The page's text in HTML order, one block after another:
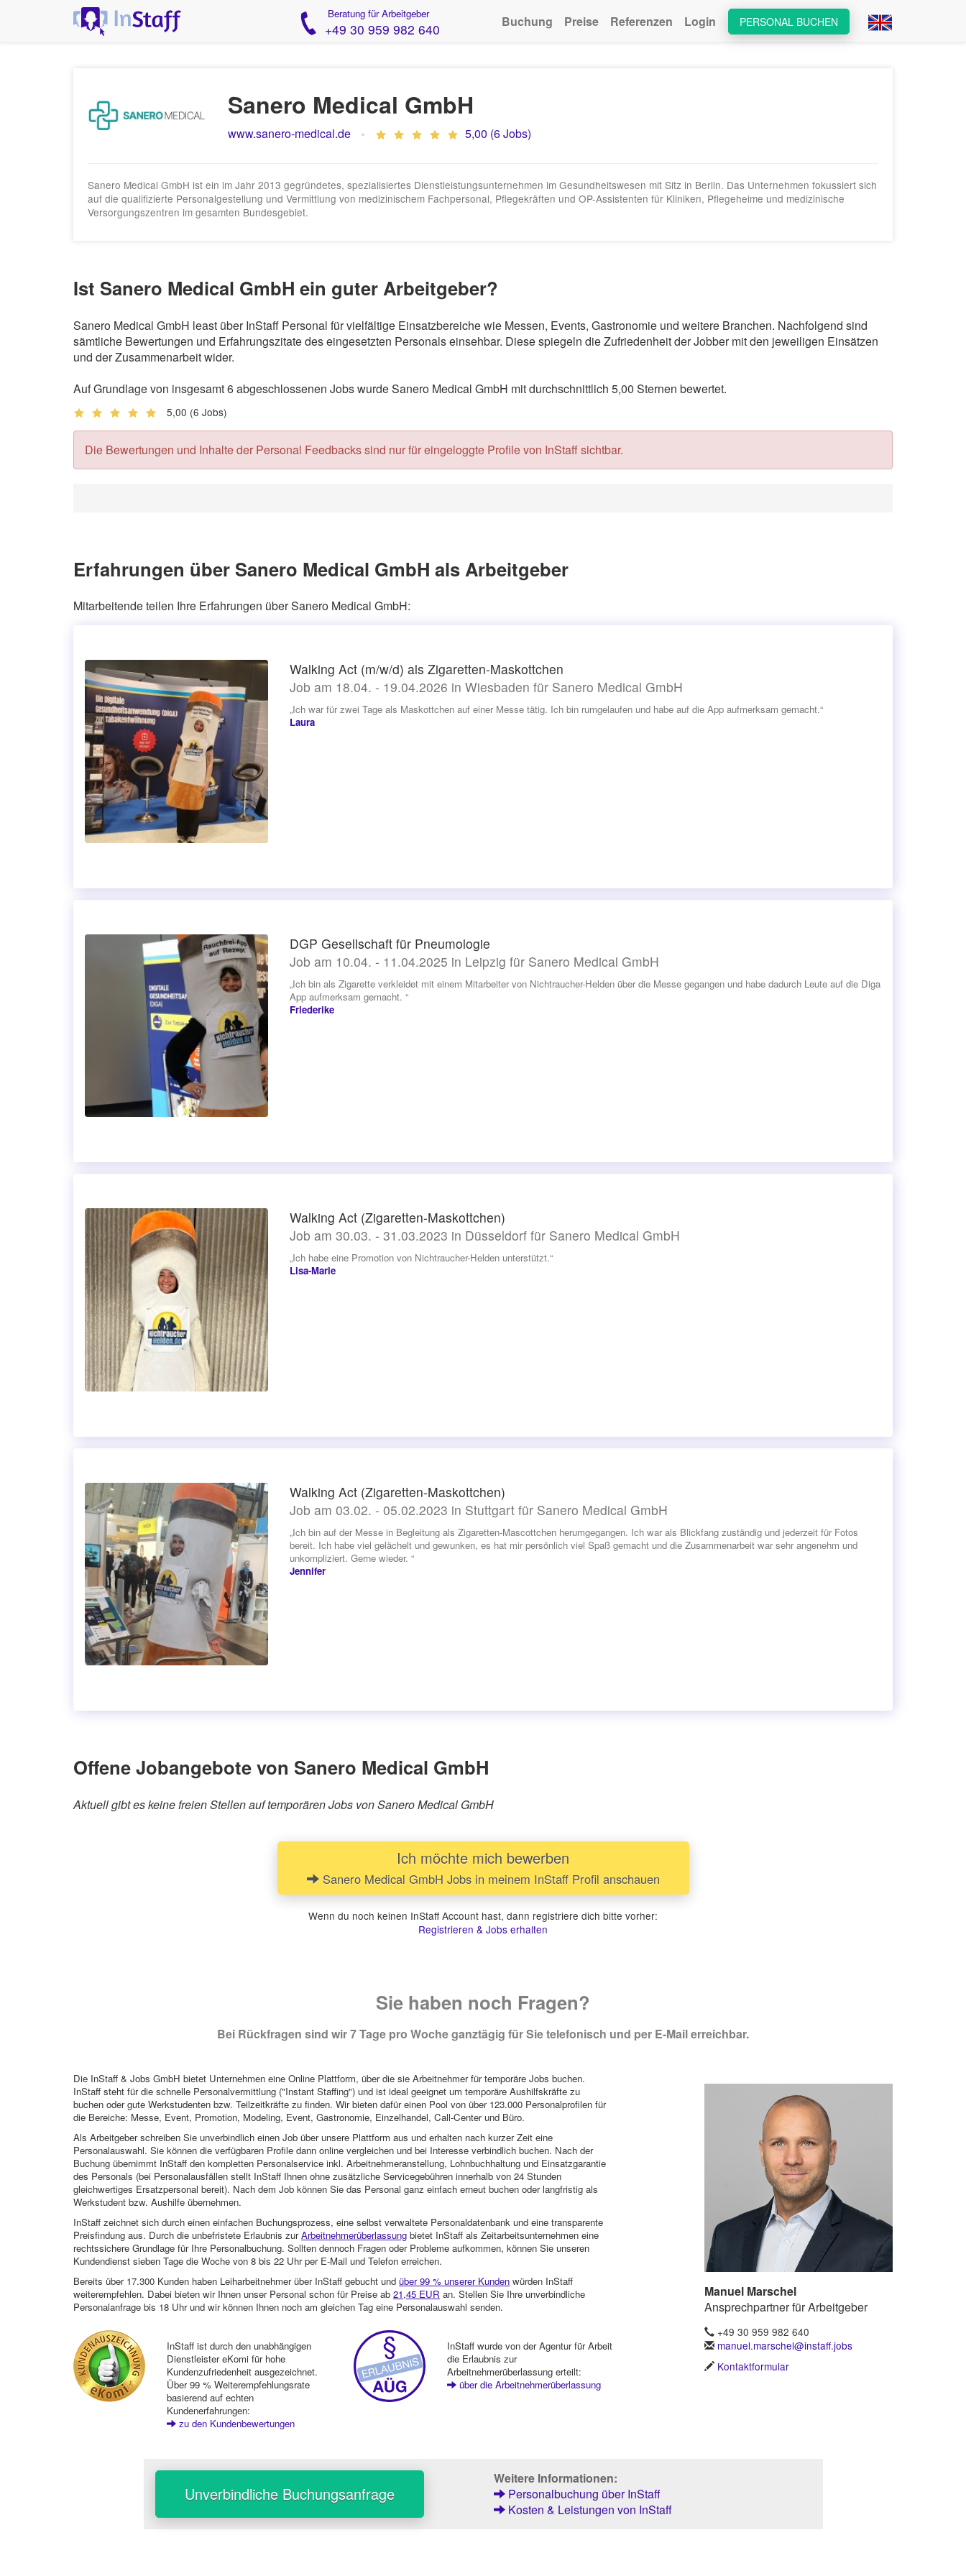
Beratung für Arbeitgeber
+49 30 959 982 640 PERSONAL BUCHEN
Buchung Preise Referenzen Login
Sanero Medical GmbH
www.sanero-medical.de 5,00 (6 Jobs)
Sanero Medical GmbH ist ein im Jahr 2013 gegründetes, spezialisiertes Dienstleistungsunternehmen im Gesundheitswesen mit Sitz in Berlin. Das Unternehmen fokussiert sich
auf die qualifizierte Personalgestellung und Vermittlung von medizinischem Fachpersonal, Pflegekräften und OP-Assistenten für Kliniken, Pflegeheime und medizinische
Versorgungszentren im gesamten Bundesgebiet.
Ist Sanero Medical GmbH ein guter Arbeitgeber?
Sanero Medical GmbH least über InStaff Personal für vielfältige Einsatzbereiche wie Messen, Events, Gastronomie und weitere Branchen. Nachfolgend sind
sämtliche Bewertungen und Erfahrungszitate des eingesetzten Personals einsehbar. Diese spiegeln die Zufriedenheit der Jobber mit den jeweiligen Einsätzen
und der Zusammenarbeit wider.
Auf Grundlage von insgesamt 6 abgeschlossenen Jobs wurde Sanero Medical GmbH mit durchschnittlich 5,00 Sternen bewertet.
5,00 (6 Jobs)
Die Bewertungen und Inhalte der Personal Feedbacks sind nur für eingeloggte Profile von InStaff sichtbar.
Erfahrungen über Sanero Medical GmbH als Arbeitgeber
Mitarbeitende teilen Ihre Erfahrungen über Sanero Medical GmbH:
Walking Act (m/w/d) als Zigaretten-Maskottchen
Job am 18.04. - 19.04.2026 in Wiesbaden für Sanero Medical GmbH
„Ich war für zwei Tage als Maskottchen auf einer Messe tätig. Ich bin rumgelaufen und habe auf die App aufmerksam gemacht.“
Laura
DGP Gesellschaft für Pneumologie
Job am 10.04. - 11.04.2025 in Leipzig für Sanero Medical GmbH
„Ich bin als Zigarette verkleidet mit einem Mitarbeiter von Nichtraucher-Helden über die Messe gegangen und habe dadurch Leute auf die Diga
App aufmerksam gemacht. “
Friederike
Walking Act (Zigaretten-Maskottchen)
Job am 30.03. - 31.03.2023 in Düsseldorf für Sanero Medical GmbH
„Ich habe eine Promotion von Nichtraucher-Helden unterstützt.“
Lisa-Marie
Walking Act (Zigaretten-Maskottchen)
Job am 03.02. - 05.02.2023 in Stuttgart für Sanero Medical GmbH
„Ich bin auf der Messe in Begleitung als Zigaretten-Mascottchen herumgegangen. Ich war als Blickfang zuständig und jederzeit für Fotos
bereit. Ich habe viel gelächelt und gewunken, es hat mir persönlich viel Spaß gemacht und die Zusammenarbeit war sehr angenehm und
unkompliziert. Gerne wieder. “
Jennifer
Offene Jobangebote von Sanero Medical GmbH
Aktuell gibt es keine freien Stellen auf temporären Jobs von Sanero Medical GmbH
Ich möchte mich bewerben
Sanero Medical GmbH Jobs in meinem InStaff Profil anschauen
Wenn du noch keinen InStaff Account hast, dann registriere dich bitte vorher:
Registrieren & Jobs erhalten
Sie haben noch Fragen?
Bei Rückfragen sind wir 7 Tage pro Woche ganztägig für Sie telefonisch und per E-Mail erreichbar.
Die InStaff & Jobs GmbH bietet Unternehmen eine Online Plattform, über die sie Arbeitnehmer für temporäre Jobs buchen.
InStaff steht für die schnelle Personalvermittlung ("Instant Staffing") und ist ideal geeignet um temporäre Aushilfskräfte zu
buchen oder gute Werkstudenten bzw. Teilzeitkräfte zu finden. Wir bieten dafür einen Pool von über 123.000 Personalprofilen für
die Bereiche: Messe, Event, Promotion, Modeling, Event, Gastronomie, Einzelhandel, Call-Center und Büro.
Als Arbeitgeber schreiben Sie unverbindlich einen Job über unsere Plattform aus und erhalten nach kurzer Zeit eine
Personalauswahl. Sie können die verfügbaren Profile dann online vergleichen und bei Interesse verbindlich buchen. Nach der
Buchung übernimmt InStaff den kompletten Personalservice inkl. Arbeitnehmeranstellung, Lohnbuchhaltung und Einsatzgarantie
des Personals (bei Personalausfällen stellt InStaff Ihnen ohne zusätzliche Servicegebühren innerhalb von 24 Stunden
gleichwertiges Ersatzpersonal bereit). Nach dem Job können Sie das Personal ganz einfach erneut buchen oder langfristig als
Werkstudent bzw. Aushilfe übernehmen.
InStaff zeichnet sich durch einen einfachen Buchungsprozess, eine selbst verwaltete Personaldatenbank und eine transparente
Preisfindung aus. Durch die unbefristete Erlaubnis zurArbeitnehmerüberlassung bietet InStaff als Zeitarbeitsunternehmen eine
rechtssichere Grundlage für Ihre Personalbuchung. Sollten dennoch Fragen oder Probleme aufkommen, können Sie unseren
Kundendienst sieben Tage die Woche von 8 bis 22 Uhr per E-Mail und Telefon erreichen.
Bereits über 17.300 Kunden haben Leiharbeitnehmer über InStaff gebucht und über 99 % unserer Kunden würden InStaff
weiterempfehlen. Dabei bieten wir Ihnen unser Personal schon für Preise ab 21,45 EUR an. Stellen Sie Ihre unverbindliche
Personalanfrage bis 18 Uhr und wir können Ihnen noch am gleichen Tag eine Personalauswahl senden.
InStaff ist durch den unabhängigen
Dienstleister eKomi für hohe
Kundenzufriedenheit ausgezeichnet.
Über 99 % Weiterempfehlungsrate
basierend auf echten
Kundenerfahrungen:
zu den Kundenbewertungen
InStaff wurde von der Agentur für Arbeit
die Erlaubnis zur
Arbeitnehmerüberlassung erteilt:
über die Arbeitnehmerüberlassung
Manuel Marschel
Ansprechpartner für Arbeitgeber
+49 30 959 982 640
manuel.marschel@instaff.jobs
Kontaktformular
Unverbindliche Buchungsanfrage
Weitere Informationen:
Personalbuchung über InStaff
Kosten & Leistungen von InStaff